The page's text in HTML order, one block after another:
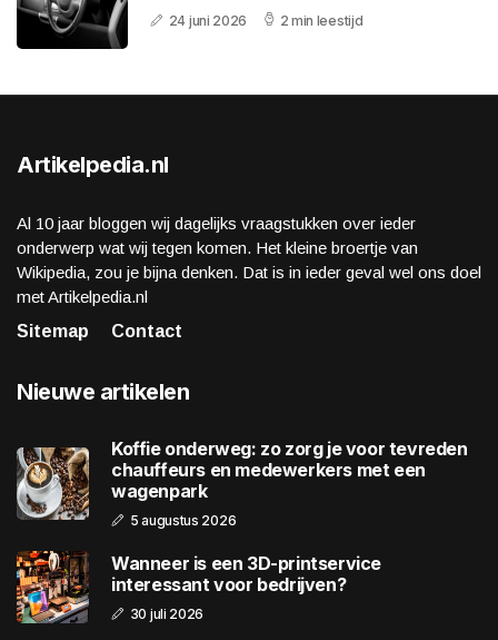
24 juni 2026 2 min leestijd
Artikelpedia.nl
Al 10 jaar bloggen wij dagelijks vraagstukken over ieder
onderwerp wat wij tegen komen. Het kleine broertje van
Wikipedia, zou je bijna denken. Dat is in ieder geval wel ons doel
met Artikelpedia.nl
Sitemap
Contact
Nieuwe artikelen
Koffie onderweg: zo zorg je voor tevreden
chauffeurs en medewerkers met een
wagenpark
5 augustus 2026
Wanneer is een 3D-printservice
interessant voor bedrijven?
30 juli 2026